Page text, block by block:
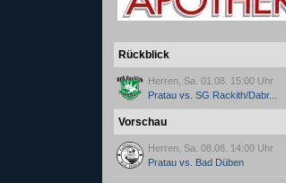
Rückblick
Herren, Sa. 01.08. 15:00 Uhr
Pratauvs. SG Rackith/Dabr...
Vorschau
Herren, Sa. 08.08. 14:00 Uhr
Pratauvs. Bad Düben